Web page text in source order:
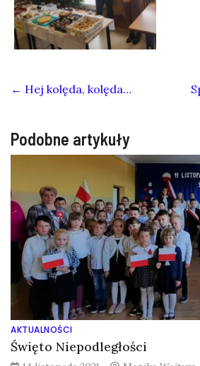
← Hej kolęda, kolęda…
Podobne artykuły
AKTUALNOŚCI
Święto Niepodległości